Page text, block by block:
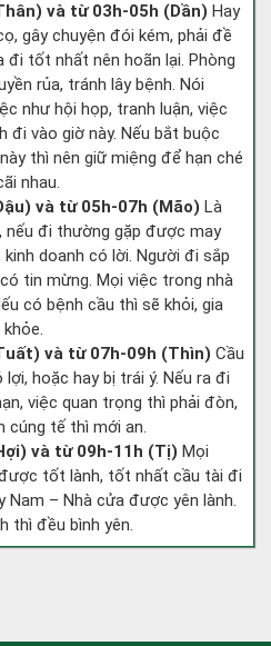
và từ 03h-05h (Dần) Hay
gây chuyện đói kém, phải đề
đi tốt nhất nên hoãn lại. Phòng
rủa, tránh lây bệnh. Nói
như hội họp, tranh luận, việc
đi vào giờ này. Nếu bắt buộc
thì nên giữ miệng để hạn ché
nhau.
và từ 05h-07h (Mão) Là
nếu đi thường gặp được may
kinh doanh có lời. Người đi sắp
tin mừng. Mọi việc trong nhà
có bệnh cầu thì sẽ khỏi, gia
và từ 07h-09h (Thìn) Cầu
hoặc hay bị trái ý. Nếu ra đi
việc quan trọng thì phải đòn,
cúng tế thì mới an.
và từ 09h-11h (Tị) Mọi
tốt lành, tốt nhất cầu tài đi
Nam – Nhà cửa được yên lành.
thì đều bình yên.